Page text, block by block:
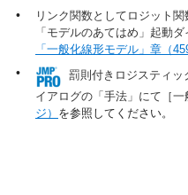
•
リンク関数としてロジット
「モデルのあてはめ」起動
「一般化線形モデル」 章（
•
罰則付きロジスティ
イアログの「手法」にて［
ジ） を参照してください。